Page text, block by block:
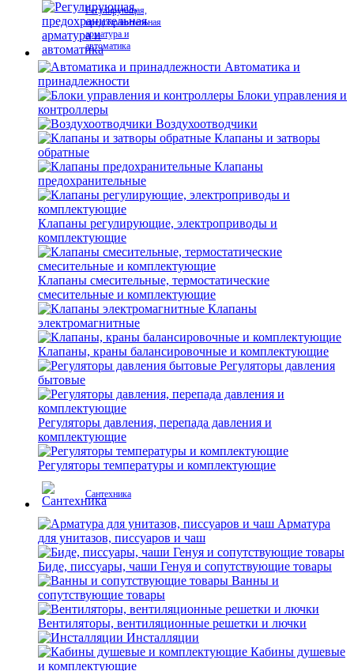
Регулирующая,
предохранительная
арматура и
автоматика
Автоматика и
принадлежности
Блоки управления и
контроллеры
Воздухоотводчики
Клапаны и затворы
обратные
Клапаны
предохранительные
Клапаны регулирующие, электроприводы и
комплектующие
Клапаны смесительные, термостатические
смесительные и комплектующие
Клапаны
электромагнитные
Клапаны, краны балансировочные и комплектующие
Регуляторы давления
бытовые
Регуляторы давления, перепада давления и
комплектующие
Регуляторы температуры и комплектующие
Сантехника
Арматура
для унитазов, писсуаров и чаш
Биде, писсуары, чаши Генуя и сопутствующие товары
Ванны и
сопутствующие товары
Вентиляторы, вентиляционные решетки и лючки
Инсталляции
Кабины душевые
и комплектующие